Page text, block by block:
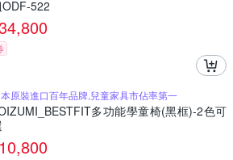
522
本原裝進口百年品牌,兒童家具市佔率第一
多功能學童椅(黑框)-2色可
10,800